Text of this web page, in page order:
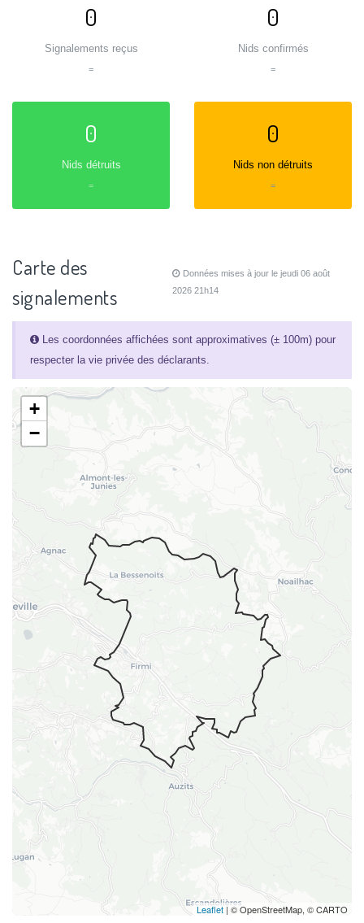
0
Signalements reçus
=
0
Nids confirmés
=
0
Nids détruits
=
0
Nids non détruits
=
Carte des
signalements
Données mises à jour le jeudi 06 août
2026 21h14
Les coordonnées affichées sont approximatives (± 100m) pour
respecter la vie privée des déclarants.
+
−
Leaflet| © OpenStreetMap, © CARTO